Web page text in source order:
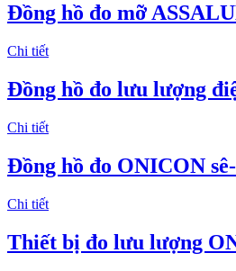
Đồng hồ đo mỡ
Chi tiết
Đồng hồ đo lưu lượng
Chi tiết
Đồng hồ đo ONICON
Chi tiết
Thiết bị đo lưu lượng